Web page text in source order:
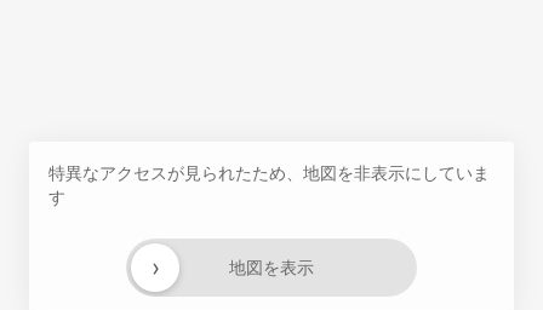
特異なアクセスが見られたため、地図を非表示にしていま
す
地図を表示
›